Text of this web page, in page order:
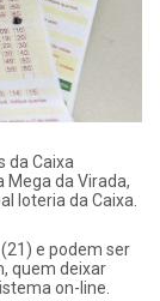
da Caixa
Mega da Virada,
loteria da Caixa.
e podem ser
quem deixar
on-line.